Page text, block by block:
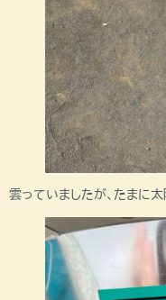
雲っていましたが、たまに